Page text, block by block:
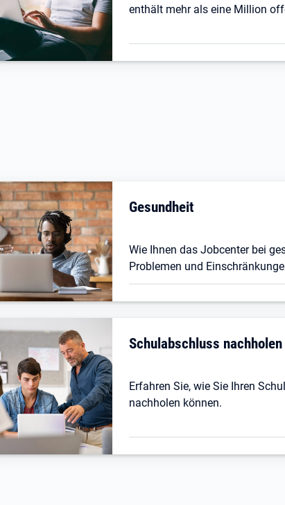
enthält mehr als eine Million
Gesundheit
Wie Ihnen das Jobcenter bei
Problemen und
Schulabschluss nachholen
Erfahren Sie, wie Sie Ihren
nachholen können.